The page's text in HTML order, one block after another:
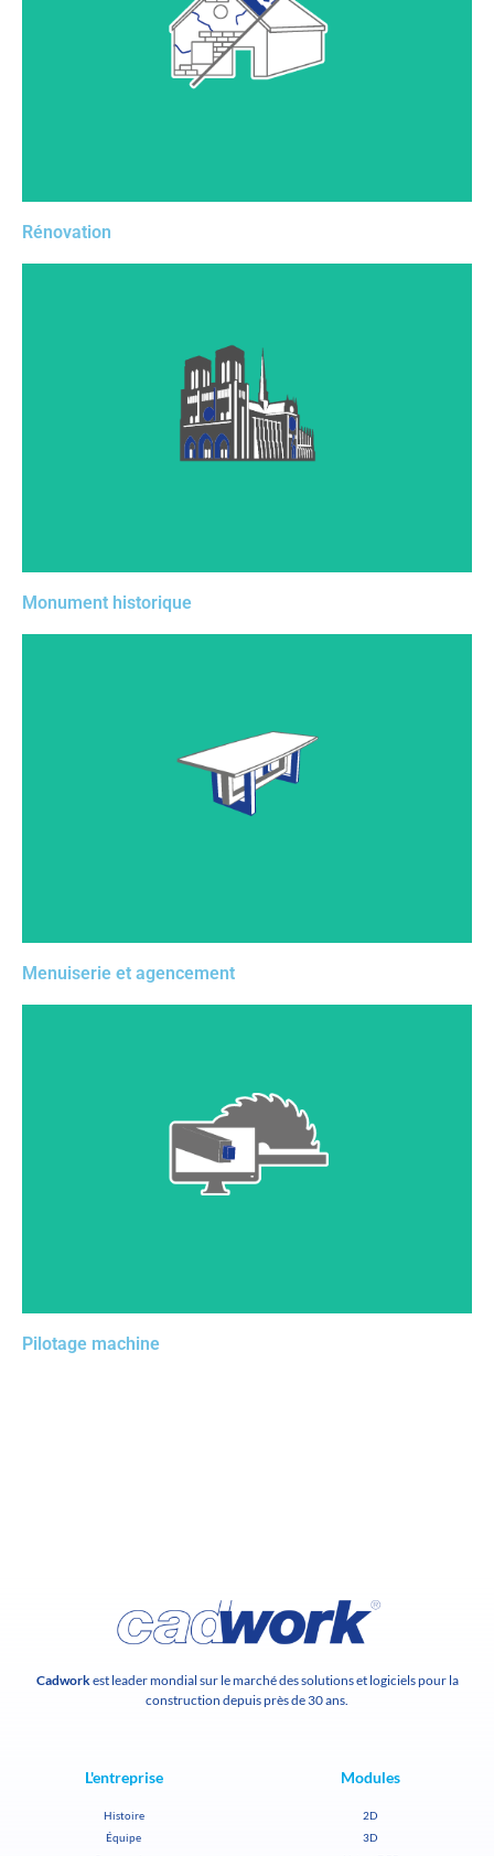
Rénover un bâtiment nécessite de jongler entre les
phases de relevé, de chiffrage, de proposition visuelle
au client, d’exécution et d’implantation. C’est ce que
propose cette solution.
Rénovation
De l’état sanitaire jusqu’à la reconstruction complète
en passant par les échafaudages, la puissance de notre
modeleur 3D vous permettra de dessiner, dès la
version de base, les pièces les plus complexes.
Monument historique
D’un côté, un outil de conception libre, et de l’autre, la
possibilité de paramétrer vos meubles standards,
alliant rapidité et créativité.
Menuiserie et agencement
Cette solution, complémentaire au 3D, vous permet de
préparer les données essentielles aux centres
d’usinage bois, avec une reconnaissance automatique
de la géométrie des pièces.
Pilotage machine
Cadworkest leader mondial sur le marché des solutions et logiciels pour la
construction depuis près de 30 ans.
L'entreprise
Histoire
Équipe
Modules
2D
3D